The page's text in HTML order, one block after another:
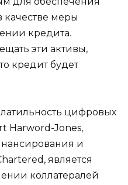
качестве меры
кредита.
эти активы,
кредит будет
цифровых
Harword-Jones,
и
является
коллатералей